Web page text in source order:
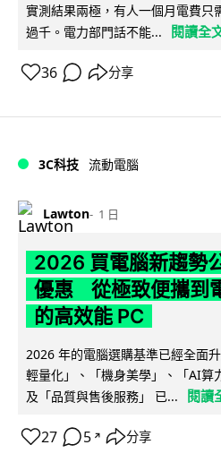
實測結果兩極，有人一個月電費只
過千。電力部門話不能...
閱讀全
36 分享
3C科技 流動電腦
Lawton 1 日
2026 買電腦新趨勢
優惠 從極致便攜到
的高效能 PC
2026 年的電腦選購基準已經全面
輕量化」、「機身美學」、「AI算
及「品質與售後服務」 已...
閱讀
27 5 ↗ 分享